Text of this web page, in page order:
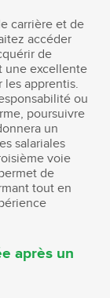
carrière et de
accéder
de
une excellente
les apprentis.
ou
poursuivre
un
salariales
voie
de
tout en
après un